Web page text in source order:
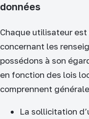
données
Chaque utilisateur
concernant les
possédons à son
en fonction des lois
comprennent
La sollicitation